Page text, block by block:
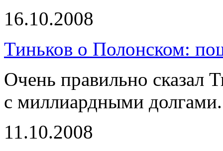
16.10.2008
Тиньков о Полонском:
Очень правильно сказал
с миллиардными
11.10.2008